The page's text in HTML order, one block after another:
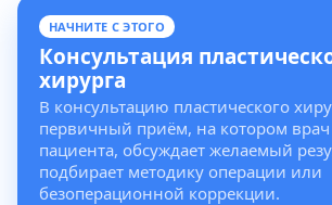
НАЧНИТЕ С ЭТОГО
Консультация
хирурга
В консультацию пластического
первичный приём, на котором врач
пациента, обсуждает желаемый
подбирает методику операции или
безоперационной коррекции.